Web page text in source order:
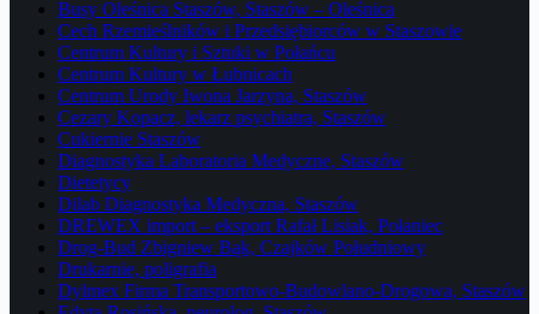
Busy Oleśnica Staszów, Staszów – Oleśnica
Cech Rzemieślników i Przedsiębiorców w Staszowie
Centrum Kultury i Sztuki w Połańcu
Centrum Kultury w Łubnicach
Centrum Urody Iwona Jarzyna, Staszów
Cezary Kopacz, lekarz psychiatra, Staszów
Cukiernie Staszów
Diagnostyka Laboratoria Medyczne, Staszów
Dietetycy
Dilab Diagnostyka Medyczna, Staszów
DREWEX import – eksport Rafał Lisiak, Połaniec
Drog-Bud Zbigniew Bąk, Czajków Południowy
Drukarnie, poligrafia
Dylmex Firma Transportowo-Budowlano-Drogowa, Staszów